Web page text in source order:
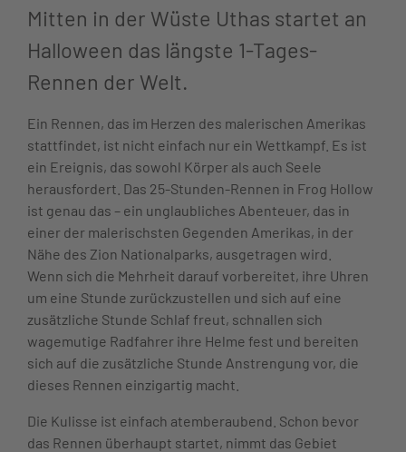
Mitten in der Wüste Uthas startet an
Halloween das längste 1-Tages-
Rennen der Welt.
Ein Rennen, das im Herzen des malerischen Amerikas
stattfindet, ist nicht einfach nur ein Wettkampf. Es ist
ein Ereignis, das sowohl Körper als auch Seele
herausfordert. Das 25-Stunden-Rennen in Frog Hollow
ist genau das – ein unglaubliches Abenteuer, das in
einer der malerischsten Gegenden Amerikas, in der
Nähe des Zion Nationalparks, ausgetragen wird.
Wenn sich die Mehrheit darauf vorbereitet, ihre Uhren
um eine Stunde zurückzustellen und sich auf eine
zusätzliche Stunde Schlaf freut, schnallen sich
wagemutige Radfahrer ihre Helme fest und bereiten
sich auf die zusätzliche Stunde Anstrengung vor, die
dieses Rennen einzigartig macht.
Die Kulisse ist einfach atemberaubend. Schon bevor
das Rennen überhaupt startet, nimmt das Gebiet